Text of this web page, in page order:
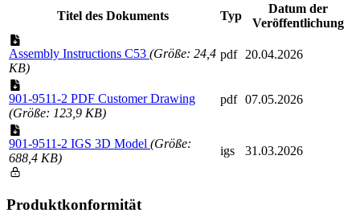
Titel des Dokuments
Typ
Datum der
Veröffentlichung
Assembly Instructions C53 (Größe: 24,4
KB)
pdf 20.04.2026
901-9511-2 PDF Customer Drawing
(Größe: 123,9 KB)
pdf 07.05.2026
901-9511-2 IGS 3D Model (Größe:
688,4 KB)
igs 31.03.2026
Produktkonformität